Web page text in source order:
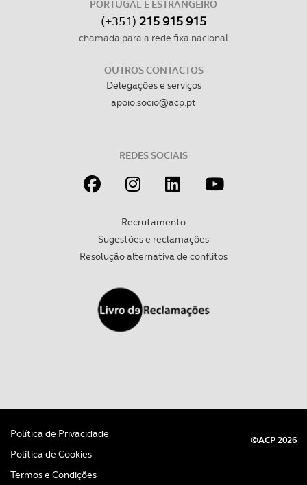
PORTUGAL E ESTRANGEIRO
(+351) 215 915 915
chamada para a rede fixa nacional
OUTROS CONTACTOS
Delegações e serviços
apoio.socio@acp.pt
REDES SOCIAIS
Recrutamento
Sugestões e reclamações
Resolução alternativa de conflitos
Política de Privacidade
Política de Cookies
Termos e Condições
©ACP 2026